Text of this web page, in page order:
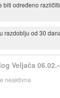
biti određeno
razdoblju od 30
Veljača
neaktivna